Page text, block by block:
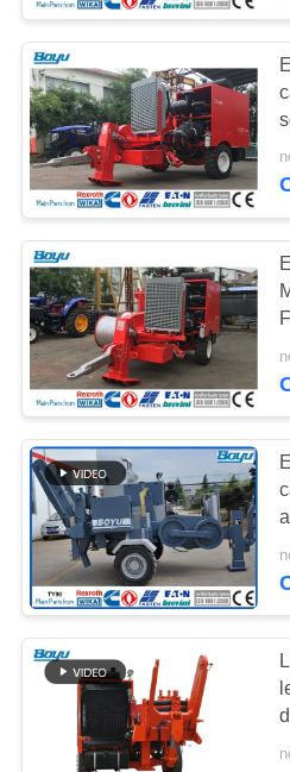
Legatura
Linea di
mette
strumenti
linea
mette